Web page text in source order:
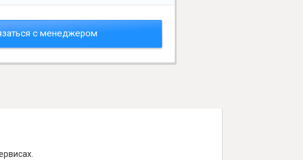
с менеджером